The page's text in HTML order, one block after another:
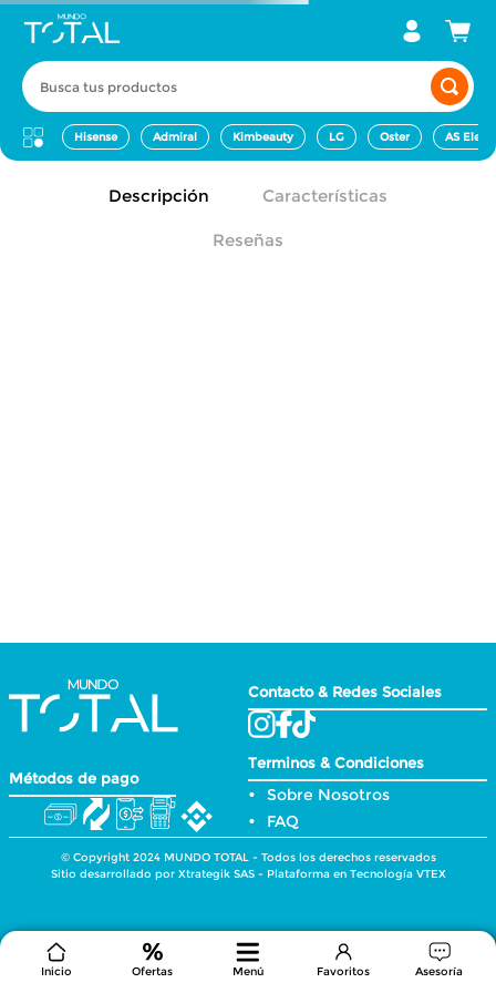
Busca tus productos
Hisense Admiral Kimbeauty LG Oster AS
Inicio Ofertas Menú Favoritos Asesoría
Descripción Características
Reseñas
Métodos de pago
Contacto & Redes Sociales
Terminos & Condiciones
Sobre Nosotros
FAQ
© Copyright 2024 MUNDO TOTAL - Todos los derechos reservados
Sitio desarrollado por Xtrategik SAS - Plataforma en Tecnología VTEX